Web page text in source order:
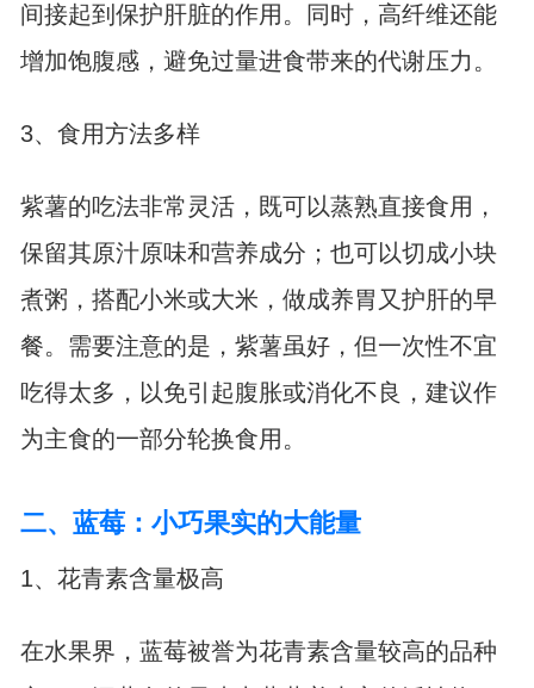
间接起到保护肝脏的作用。同时，高纤维还能
增加饱腹感，避免过量进食带来的代谢压力。
3、食用方法多样
紫薯的吃法非常灵活，既可以蒸熟直接食用，
保留其原汁原味和营养成分；也可以切成小块
煮粥，搭配小米或大米，做成养胃又护肝的早
餐。需要注意的是，紫薯虽好，但一次性不宜
吃得太多，以免引起腹胀或消化不良，建议作
为主食的一部分轮换食用。
二、蓝莓：小巧果实的大能量
1、花青素含量极高
在水果界，蓝莓被誉为花青素含量较高的品种